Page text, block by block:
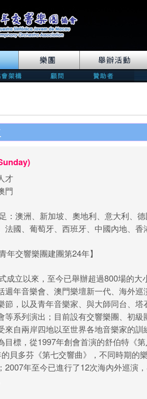
才
門
：澳洲、新加坡、奧地利、意大利、
法國、葡萄牙、西班牙、中國內地、香
年交響樂團建團第24年】
成立以來，至今已舉辦超過800場的大
週年音樂會、澳門樂壇新一代、海外巡
節，以及青年音樂家、與大師同台、塔
等系列演出；目前設有交響樂團、初級
來自兩岸四地以至世界各地音樂家的訓
目標，從1997年創會首演的舒伯特《
貝多芬《第七交響曲》，不同時期的
2007年至今已進行了12次海內外巡演